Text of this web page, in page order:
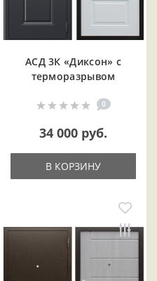
АСД 3К «Диксон» с
терморазрывом
0
34 000 руб.
В КОРЗИНУ